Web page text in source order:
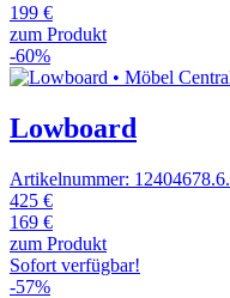
199 €
zum Produkt
-60%
Lowboard
Artikelnummer: 12404678.6.
425 €
169 €
zum Produkt
Sofort verfügbar!
-57%